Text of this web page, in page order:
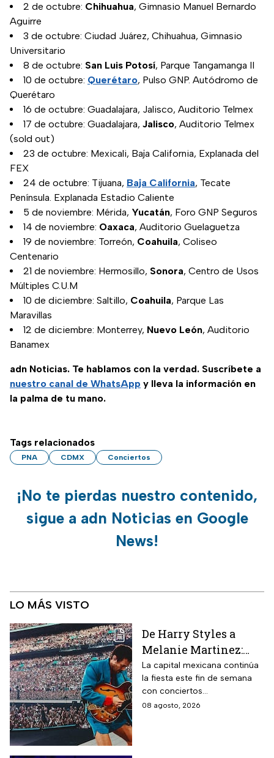
2 de octubre: Chihuahua, Gimnasio Manuel Bernardo
Aguirre
3 de octubre: Ciudad Juárez, Chihuahua, Gimnasio
Universitario
8 de octubre: San Luis Potosí, Parque Tangamanga II
10 de octubre: Querétaro, Pulso GNP. Autódromo de
Querétaro
16 de octubre: Guadalajara, Jalisco, Auditorio Telmex
17 de octubre: Guadalajara, Jalisco, Auditorio Telmex
(sold out)
23 de octubre: Mexicali, Baja California, Explanada del
FEX
24 de octubre: Tijuana, Baja California, Tecate
Península. Explanada Estadio Caliente
5 de noviembre: Mérida, Yucatán, Foro GNP Seguros
14 de noviembre: Oaxaca, Auditorio Guelaguetza
19 de noviembre: Torreón, Coahuila, Coliseo
Centenario
21 de noviembre: Hermosillo, Sonora, Centro de Usos
Múltiples C.U.M
10 de diciembre: Saltillo, Coahuila, Parque Las
Maravillas
12 de diciembre: Monterrey, Nuevo León, Auditorio
Banamex
adn Noticias. Te hablamos con la verdad. Suscríbete a
nuestro canal de WhatsApp y lleva la información en
la palma de tu mano.
Tags relacionados
PNA CDMX Conciertos
¡No te pierdas nuestro contenido,
sigue a adn Noticias en Google
News!
LO MÁS VISTO
De Harry Styles a
Melanie Martinez:
Estos son los mejores
conciertos hoy 8 de
agosto
La capital mexicana continúa
la fiesta este fin de semana
con conciertos
internacionales y obras de
08 agosto, 2026